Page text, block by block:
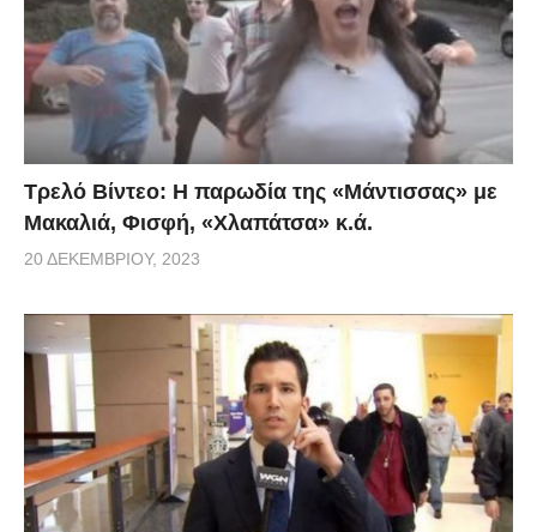
Τρελό Βίντεο: H παρωδία της «Μάντισσας» με
Μακαλιά, Φισφή, «Χλαπάτσα» κ.ά.
20 ΔΕΚΕΜΒΡΊΟΥ, 2023